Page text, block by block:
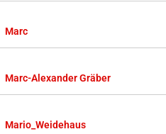
Marc
Marc-Alexander Gräber
Mario_Weidehaus